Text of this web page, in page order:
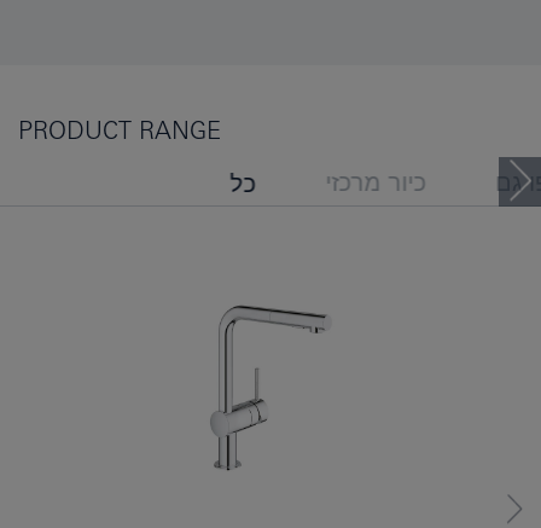
PRODUCT RANGE
כל כיור מרכזי
גם